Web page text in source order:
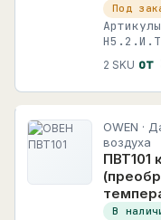
Под
2 SKU от
OWEN ·
воздуха
ПВТ101
В